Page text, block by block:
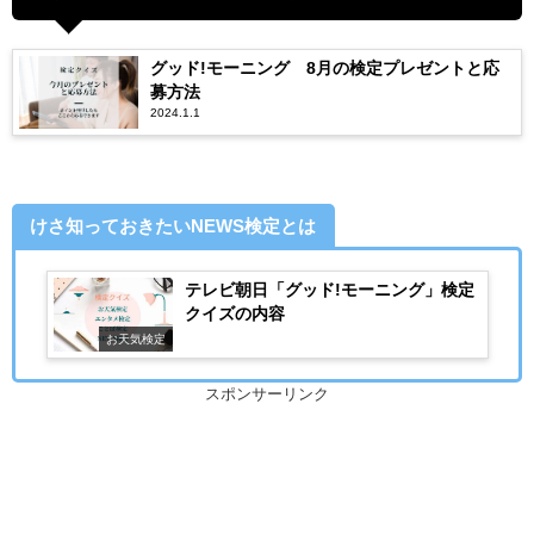
グッド!モーニング 8月の検定プレゼントと応
募方法
2024.1.1
けさ知っておきたいNEWS検定とは
お天気検定
テレビ朝日「グッド!モーニング」検定
クイズの内容
スポンサーリンク